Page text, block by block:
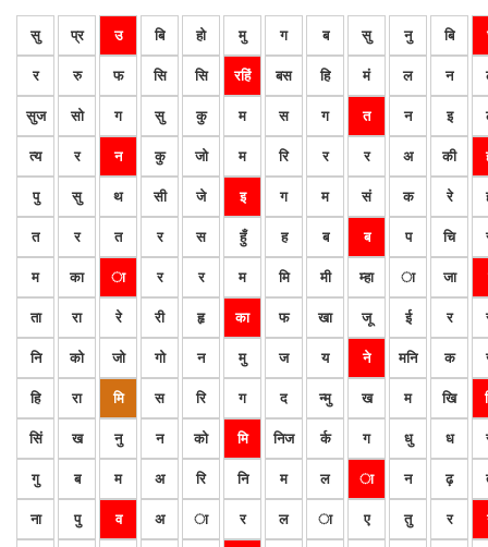
सु प्र उ बि हो मु ग ब सु नु बि
र रु फ सि सि रहिं बस हि मं ल न
सुज सो ग सु कु म स ग त न इ
त्य र न कु जो म रि र र अ की
पु सु थ सी जे इ ग म सं क रे
त र त र स हुँ ह ब ब प चि
म का ा र र म मि मी म्हा ा जा
ता रा रे री हृ का फ खा जू ई र
नि को जो गो न मु ज य ने मनि क
हि रा मि स रि ग द न्मु ख म खि
सिं ख नु न को मि निज र्क ग धु ध
गु ब म अ रि नि म ल ा न ढ़
ना पु व अ ा र ल ा ए तु र